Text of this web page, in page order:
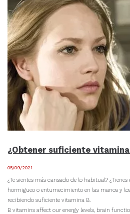
¿Obtener suficiente vitamina
05/09/2021
¿Te sientes más cansado de lo habitual?
hormigueo o entumecimiento en las manos y
recibiendo suficiente vitamina B.
B vitamins affect our energy levels, brain